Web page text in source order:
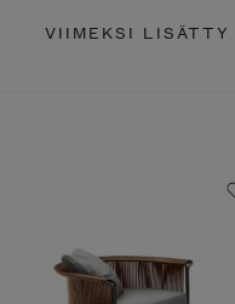
VIIMEKSI LISÄTTY